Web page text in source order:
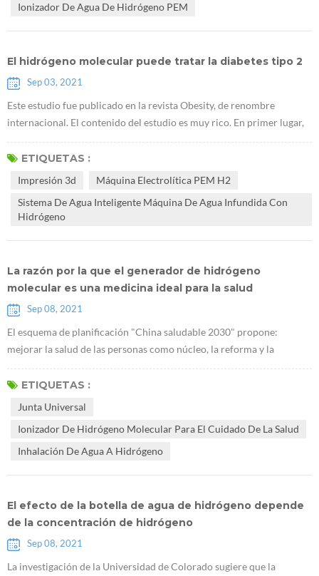
Ionizador De Agua De Hidrógeno PEM
El hidrógeno molecular puede tratar la diabetes tipo 2
Sep 03, 2021
Este estudio fue publicado en la revista Obesity, de renombre
internacional. El contenido del estudio es muy rico. En primer lugar,
encontraron queE máquina lectrolítica PEM H2 puede promover la
acumulación de glucógeno en el hígado. Utilizaron ratones db / db
que Generado...
ETIQUETAS :
Impresión 3d
Máquina Electrolítica PEM H2
Sistema De Agua Inteligente Máquina De Agua Infundida Con
Hidrógeno
La razón por la que el generador de hidrógeno
molecular es una medicina ideal para la salud
Sep 08, 2021
El esquema de planificación "China saludable 2030" propone:
mejorar la salud de las personas como núcleo, la reforma y la
innovación de los mecanismos institucionales como fuerza motriz, y
centrarse en popularizar la vida sana, optimizar los servicios de salud,
naci...
ETIQUETAS :
Junta Universal
Ionizador De Hidrógeno Molecular Para El Cuidado De La Salud
Inhalación De Agua A Hidrógeno
El efecto de la botella de agua de hidrógeno depende
de la concentración de hidrógeno
Sep 08, 2021
La investigación de la Universidad de Colorado sugiere que la